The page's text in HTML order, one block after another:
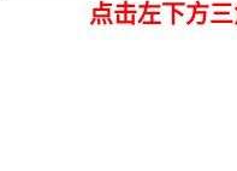
点击左下方